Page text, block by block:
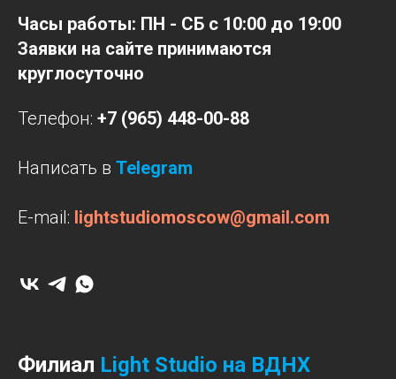
Часы работы: ПН - СБ с 10:00 до 19:00
Заявки на сайте принимаются
круглосуточно
Телефон: +7 (965) 448-00-88
Написать в Telegram
E-mail: lightstudiomoscow@gmail.com
Филиал Light Studio на ВДНХ